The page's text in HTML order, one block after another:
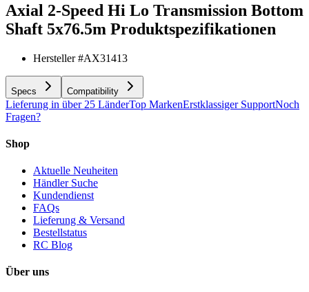
Axial 2-Speed Hi Lo Transmission Bottom
Shaft 5x76.5m Produktspezifikationen
Hersteller #AX31413
Specs Compatibility
Lieferung in über 25 LänderTop MarkenErstklassiger SupportNoch
Fragen?
Shop
Aktuelle Neuheiten
Händler Suche
Kundendienst
FAQs
Lieferung & Versand
Bestellstatus
RC Blog
Über uns